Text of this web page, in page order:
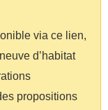
via ce lien,
d’habitat
propositions